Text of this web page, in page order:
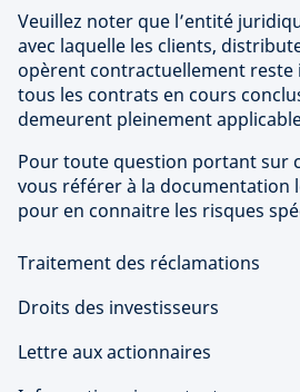
Veuillez noter que l’entité
avec laquelle les clients,
opèrent contractuellement reste
tous les contrats en cours
demeurent pleinement
Pour toute question portant sur
vous référer à la documentation
pour en connaitre les risques
Traitement des réclamations
Droits des investisseurs
Lettre aux actionnaires